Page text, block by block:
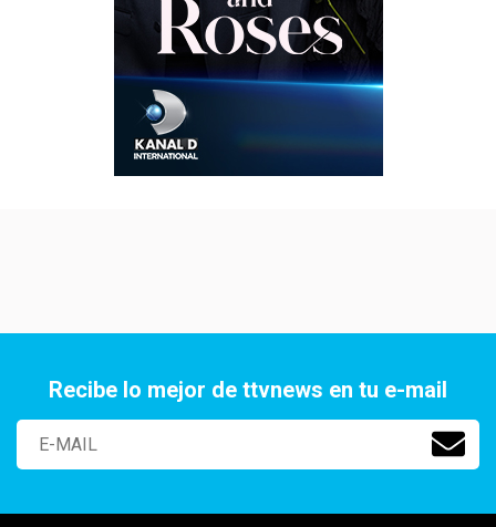
Recibe lo mejor de ttvnews en tu e-mail